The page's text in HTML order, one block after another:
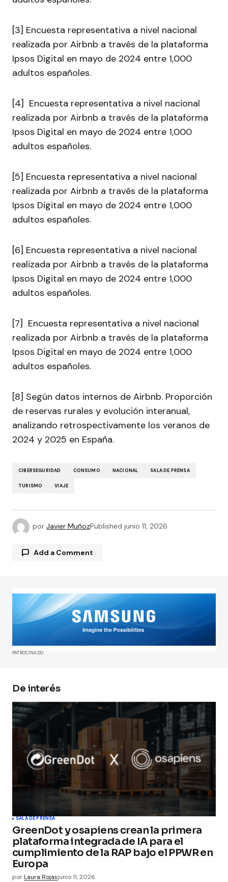
[3] Encuesta representativa a nivel nacional
realizada por Airbnb a través de la plataforma
Ipsos Digital en mayo de 2024 entre 1,000
adultos españoles.
[4] Encuesta representativa a nivel nacional
realizada por Airbnb a través de la plataforma
Ipsos Digital en mayo de 2024 entre 1,000
adultos españoles.
[5] Encuesta representativa a nivel nacional
realizada por Airbnb a través de la plataforma
Ipsos Digital en mayo de 2024 entre 1,000
adultos españoles.
[6] Encuesta representativa a nivel nacional
realizada por Airbnb a través de la plataforma
Ipsos Digital en mayo de 2024 entre 1,000
adultos españoles.
[7] Encuesta representativa a nivel nacional
realizada por Airbnb a través de la plataforma
Ipsos Digital en mayo de 2024 entre 1,000
adultos españoles.
[8] Según datos internos de Airbnb. Proporción
de reservas rurales y evolución interanual,
analizando retrospectivamente los veranos de
2024 y 2025 en España.
CIBERSEGURIDAD CONSUMO NACIONAL SALA DE PRENSA
TURISMO VIAJE
por Javier MuñozPublished junio 11, 2026
Add a Comment
Tu dirección de correo electrónico no será
publicada.Los campos obligatorios están
marcados con*
Comment*
Your Name*
Your E-mail
Guarda mi nombre, correo electrónico y web en
este navegador para la próxima vez que
comente.
Submit Comment
PATROCINADO
De interés
SALA DE PRENSA
GreenDot y osapiens crean la primera
plataforma integrada de IA para el
cumplimiento de la RAP bajo el PPWR en
Europa
porLaura Rojasjunio 11, 2026